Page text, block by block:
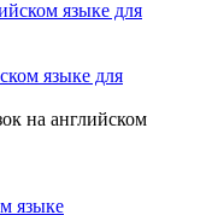
языке для
на английском